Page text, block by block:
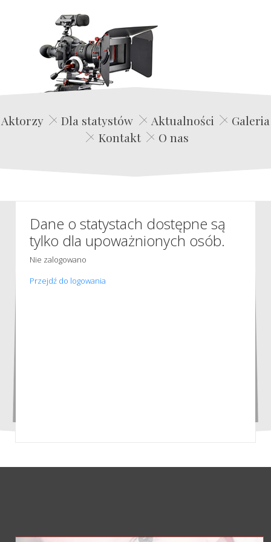
Edwin Film Agencja Aktorska
Aktorzy Dla statystów Aktualności
Galeria
Kontakt
O nas
Dane o statystach dostępne są
tylko dla upoważnionych osób.
Nie zalogowano
Przejdź do logowania